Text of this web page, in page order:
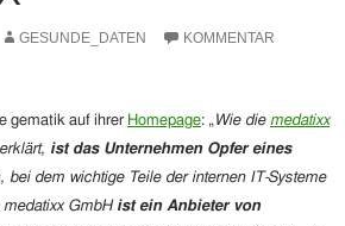
GESUNDE_DATEN
KOMMENTAR
gematik auf ihrer Homepage: „Wie die medatixx
ist das Unternehmen Opfer eines
, bei dem wichtige Teile der internen IT-Systeme
GmbH ist ein Anbieter von